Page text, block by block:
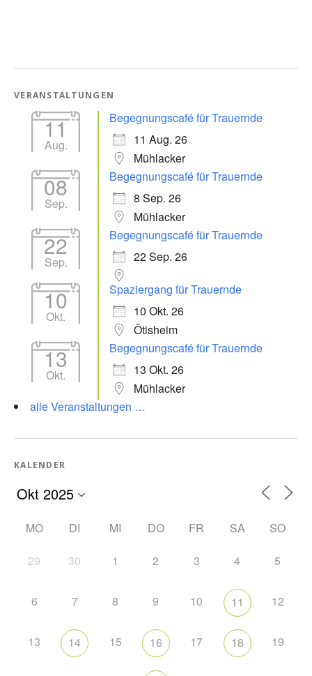
VERANSTALTUNGEN
11
Aug.
Begegnungscafé für Trauernde
11 Aug. 26
Mühlacker
08
Sep.
Begegnungscafé für Trauernde
8 Sep. 26
Mühlacker
22
Sep.
Begegnungscafé für Trauernde
22 Sep. 26
10
Okt.
Spaziergang für Trauernde
10 Okt. 26
Ötisheim
13
Okt.
Begegnungscafé für Trauernde
13 Okt. 26
Mühlacker
alle Veranstaltungen …
KALENDER
MO DI MI DO FR SA SO
29 30 1 2 3 4 5
6 7 8 9 10 11 12
13 14 15 16 17 18 19